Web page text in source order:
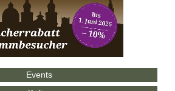
Events